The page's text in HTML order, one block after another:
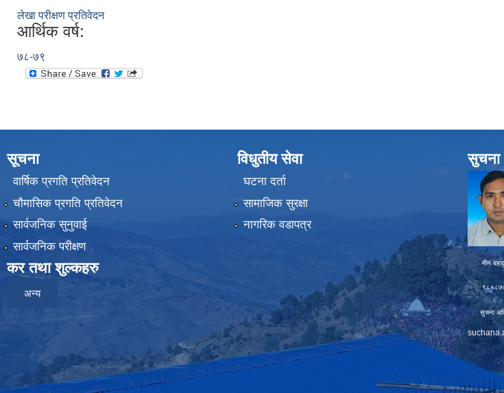
लेखा परीक्षण प्रतिवेदन
आर्थिक वर्ष:
७८-७९
सूचना
वार्षिक प्रगति प्रतिवेदन
चौमासिक प्रगति प्रतिवेदन
सार्वजनिक सुनुवाई
सार्वजनिक परीक्षण
कर तथा शुल्कहरु
अन्य
विधुतीय सेवा
घटना दर्ता
सामाजिक सुरक्षा
नागरिक वडापत्र
सुचना
मीन